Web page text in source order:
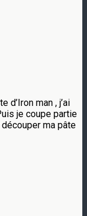
d’Iron man , j’ai
je coupe partie
ma pâte